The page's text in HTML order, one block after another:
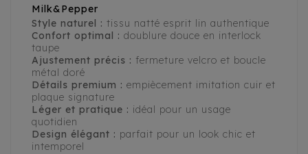
Milk&Pepper
Style naturel : tissu natté esprit lin authentique
Confort optimal : doublure douce en interlock
taupe
Ajustement précis : fermeture velcro et boucle
métal doré
Détails premium : empiècement imitation cuir et
plaque signature
Léger et pratique : idéal pour un usage
quotidien
Design élégant : parfait pour un look chic et
intemporel